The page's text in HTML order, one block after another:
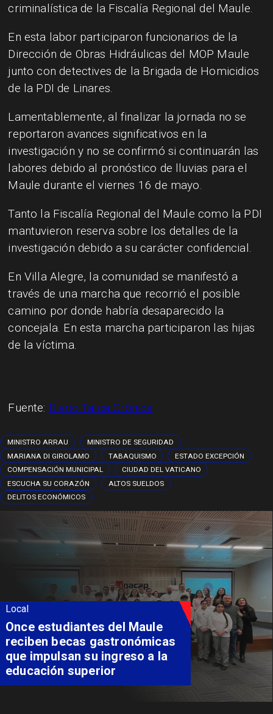
criminalística de la Fiscalía Regional del Maule.
En esta labor participaron funcionarios de la
Dirección de Obras Hidráulicas del MOP Maule
junto con detectives de la Brigada de Homicidios
de la PDI de Linares.
Lamentablemente, al finalizar la jornada no se
reportaron avances significativos en la
investigación y no se confirmó si continuarán las
labores debido al pronóstico de lluvias para el
Maule durante el viernes 16 de mayo.
Tanto la Fiscalía Regional del Maule como la PDI
mantuvieron reserva sobre los detalles de la
investigación debido a su carácter confidencial.
En Villa Alegre, la comunidad se manifestó a
través de una marcha que recorrió el posible
camino por donde habría desaparecido la
concejala. En esta marcha participaron las hijas
de la víctima.
Fuente: Diario Talca Crónica
MINISTRO ARRAU
MINISTRO DE SEGURIDAD
MARIANA DI GIROLAMO
TABAQUISMO
ESTADO EXCEPCIÓN
COMPENSACIÓN MUNICIPAL
CIUDAD DEL VATICANO
ESCUCHA SU CORAZÓN
ALTOS SUELDOS
DELITOS ECONÓMICOS
Local
Once estudiantes del Maule
reciben becas gastronómicas
que impulsan su ingreso a la
educación superior